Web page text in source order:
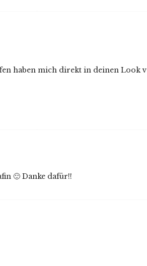
haben mich direkt in deinen Look
🙂 Danke dafür!!